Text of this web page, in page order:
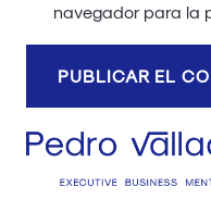
navegador para la
PUBLICAR EL